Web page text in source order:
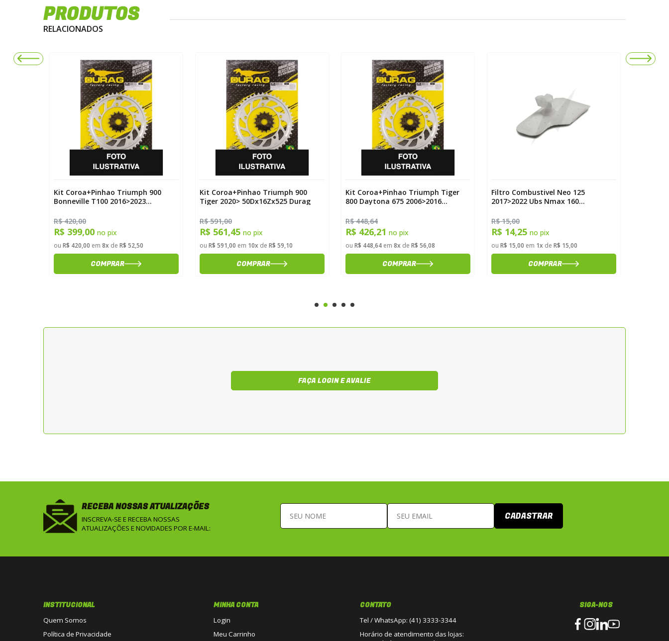
PRODUTOS
RELACIONADOS
Kit Coroa+Pinhao Triumph 900
Bonneville T100 2016>2023
R$ 420,00
R$ 399,00 no pix
ou R$ 420,00 em 8xde R$ 52,50
COMPRAR
Kit Coroa+Pinhao Triumph 900
Tiger 2020> 50Dx16Zx525 Durag
R$ 591,00
R$ 561,45 no pix
ou R$ 591,00 em 10xde R$ 59,10
COMPRAR
Kit Coroa+Pinhao Triumph Tiger
800 Daytona 675 2006>2016
R$ 448,64
R$ 426,21 no pix
ou R$ 448,64 em 8xde R$ 56,08
COMPRAR
Filtro Combustivel Neo 125
2017>2022 Ubs Nmax 160
R$ 15,00
R$ 14,25 no pix
ou R$ 15,00 em 1xde R$ 15,00
COMPRAR
FAÇA LOGIN E AVALIE
RECEBA NOSSAS ATUALIZAÇÕES
INSCREVA-SE E RECEBA NOSSAS
ATUALIZAÇÕES E NOVIDADES POR E-MAIL:
CADASTRAR
INSTITUCIONAL
Quem Somos
Política de Privacidade
MINHA CONTA
Login
Meu Carrinho
CONTATO
Tel / WhatsApp: (41) 3333-3344
Horário de atendimento das lojas:
SIGA-NOS